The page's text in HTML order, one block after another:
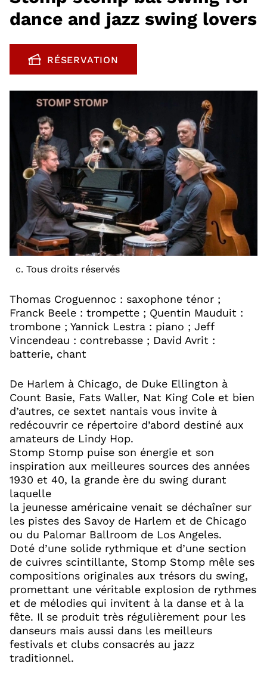
dance and jazz swing lovers
RÉSERVATION
, OUVRE UNE NOUVELLE FENÊTRE
c. Tous droits réservés
Thomas Croguennoc : saxophone ténor ;
Franck Beele : trompette ; Quentin Mauduit :
trombone ; Yannick Lestra : piano ; Jeff
Vincendeau : contrebasse ; David Avrit :
batterie, chant
De Harlem à Chicago, de Duke Ellington à
Count Basie, Fats Waller, Nat King Cole et bien
d’autres, ce sextet nantais vous invite à
redécouvrir ce répertoire d’abord destiné aux
amateurs de Lindy Hop.
Stomp Stomp puise son énergie et son
inspiration aux meilleures sources des années
1930 et 40, la grande ère du swing durant
laquelle
la jeunesse américaine venait se déchaîner sur
les pistes des Savoy de Harlem et de Chicago
ou du Palomar Ballroom de Los Angeles.
Doté d’une solide rythmique et d’une section
de cuivres scintillante, Stomp Stomp mêle ses
compositions originales aux trésors du swing,
promettant une véritable explosion de rythmes
et de mélodies qui invitent à la danse et à la
fête. Il se produit très régulièrement pour les
danseurs mais aussi dans les meilleurs
festivals et clubs consacrés au jazz
traditionnel.